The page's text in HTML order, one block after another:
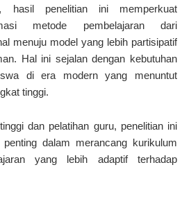
hasil penelitian ini memperkuat
metode pembelajaran dari
menuju model yang lebih partisipatif
Hal ini sejalan dengan kebutuhan
di era modern yang menuntut
tinggi.
dan pelatihan guru, penelitian ini
dalam merancang kurikulum
yang lebih adaptif terhadap